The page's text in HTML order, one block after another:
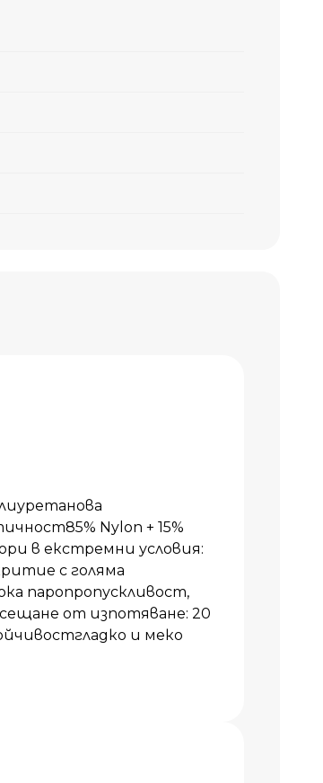
Nylon + 15%
в екстремни условия:
с голяма
паропропускливост,
от изпотяване: 20
и меко